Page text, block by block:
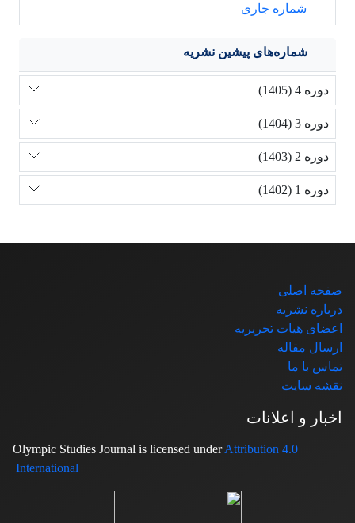
شماره جاری
شماره‌های پیشین نشریه
دوره 4 (1405)
دوره 3 (1404)
دوره 2 (1403)
دوره 1 (1402)
صفحه اصلی
درباره نشریه
اعضای هیات تحریریه
ارسال مقاله
تماس با ما
نقشه سایت
اخبار و اعلانات
Attribution 4.0
International